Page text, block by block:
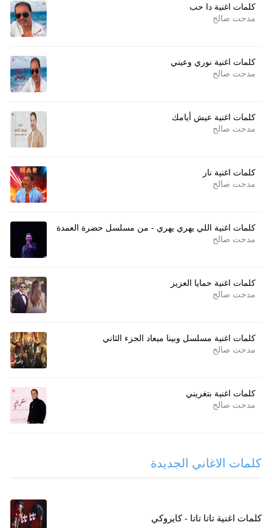
كلمات اغنية دا حب
مدحت صالح
كلمات اغنية نوري وعيني
مدحت صالح
كلمات اغنية عيش أيامك
مدحت صالح
كلمات اغنية نار
مدحت صالح
كلمات اغنية اللي يهري يهري - من مسلسل حضرة العمدة
مدحت صالح
كلمات اغنية حمايا العزيز
مدحت صالح
كلمات اغنية مسلسل وبينا ميعاد الجزء الثاني
مدحت صالح
كلمات اغنية بتغريني
مدحت صالح
كلمات الاغاني الجديدة
كلمات اغنية تاتا تاتا - كايروكي